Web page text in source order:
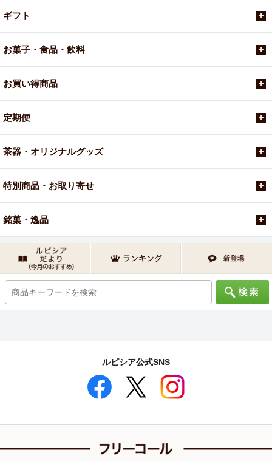
ギフト
お菓子・食品・飲料
お買い得商品
定期便
茶器・オリジナルグッズ
特別商品・お取り寄せ
銘菓・逸品
ルピシア公式SNS